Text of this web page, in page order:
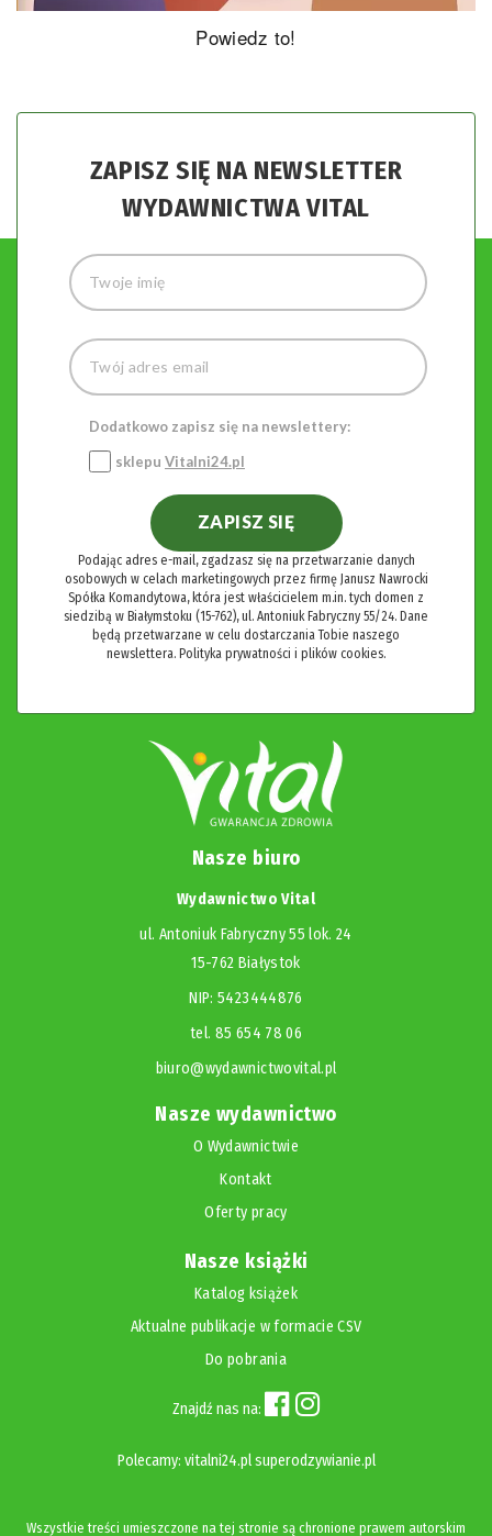
Powiedz to!
ZAPISZ SIĘ NA NEWSLETTER
WYDAWNICTWA VITAL
Dodatkowo zapisz się na newslettery:
sklepu Vitalni24.pl
ZAPISZ SIĘ
Podając adres e-mail, zgadzasz się na przetwarzanie danych
osobowych w celach marketingowych przez firmę Janusz Nawrocki
Spółka Komandytowa, która jest właścicielem m.in. tych domen z
siedzibą w Białymstoku (15-762), ul. Antoniuk Fabryczny 55/24. Dane
będą przetwarzane w celu dostarczania Tobie naszego
newslettera. Polityka prywatności i plików cookies.
Nasze biuro
Wydawnictwo Vital
ul. Antoniuk Fabryczny 55 lok. 24
15-762 Białystok
NIP: 5423444876
tel. 85 654 78 06
biuro@wydawnictwovital.pl
Nasze wydawnictwo
O Wydawnictwie
Kontakt
Oferty pracy
Nasze książki
Katalog książek
Aktualne publikacje w formacie CSV
Do pobrania
Znajdź nas na:
Polecamy: vitalni24.pl superodzywianie.pl
Wszystkie treści umieszczone na tej stronie są chronione prawem autorskim